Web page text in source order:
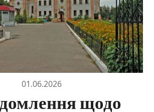
01.06.2026
щодо